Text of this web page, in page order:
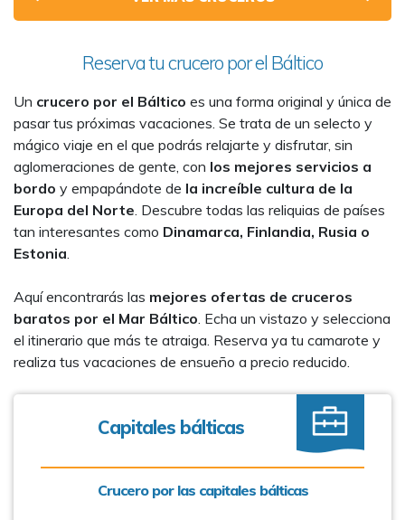
Reserva tu crucero por el Báltico
Un crucero por el Báltico es una forma original y única de
pasar tus próximas vacaciones. Se trata de un selecto y
mágico viaje en el que podrás relajarte y disfrutar, sin
aglomeraciones de gente, con los mejores servicios a
bordo y empapándote de la increíble cultura de la
Europa del Norte. Descubre todas las reliquias de países
tan interesantes como Dinamarca, Finlandia, Rusia o
Estonia.
Aquí encontrarás las mejores ofertas de cruceros
baratos por el Mar Báltico. Echa un vistazo y selecciona
el itinerario que más te atraiga. Reserva ya tu camarote y
realiza tus vacaciones de ensueño a precio reducido.
Capitales bálticas
Crucero por las capitales bálticas